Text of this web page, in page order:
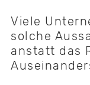
Viele
solche
anstatt das